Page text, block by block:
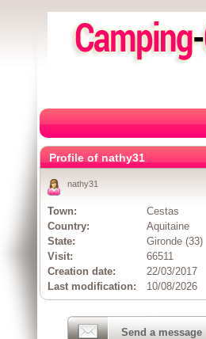
Profile of nathy31
nathy31
Town:
Cestas
Country:
Aquitaine
State:
Gironde (33)
Visit:
66511
Creation date:
22/03/2017
Last modification:
10/08/2026
Send a message